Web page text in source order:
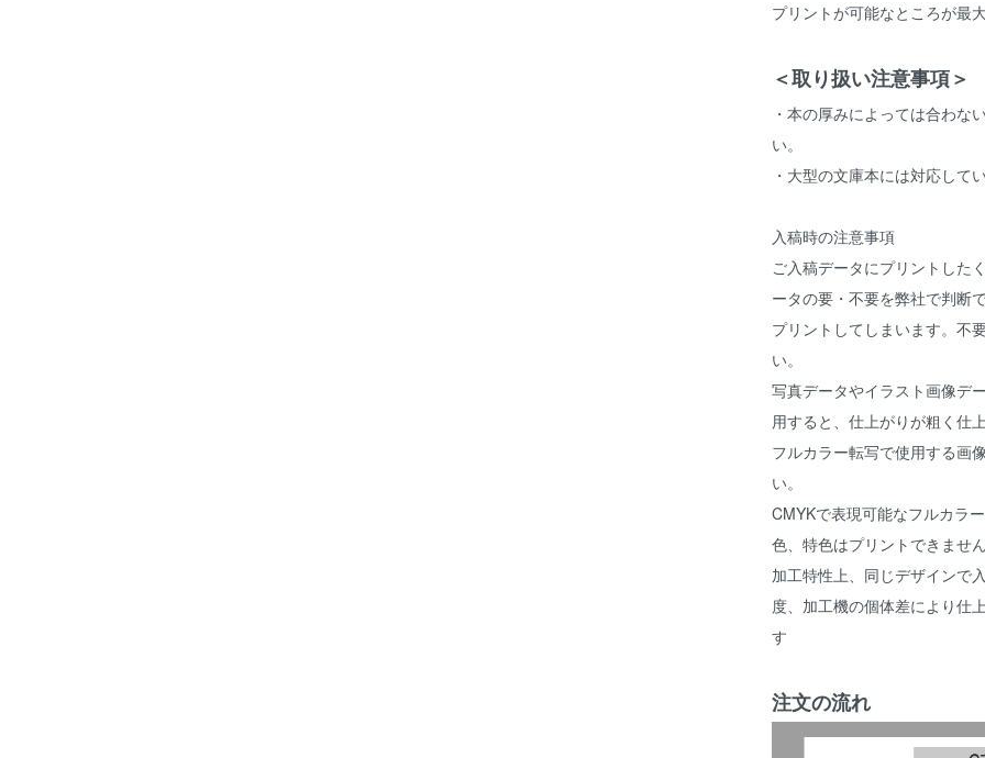
プリントが可能なところが最
＜取り扱い注意事項＞
・本の厚みによっては合わな
い。
・大型の文庫本には対応して
入稿時の注意事項
ご入稿データにプリントした
ータの要・不要を弊社で判断
プリントしてしまいます。不
い。
写真データやイラスト画像デ
用すると、仕上がりが粗く仕
フルカラー転写で使用する画
い。
CMYKで表現可能なフルカラ
色、特色はプリントできません
加工特性上、同じデザインで
度、加工機の個体差により仕
す
注文の流れ